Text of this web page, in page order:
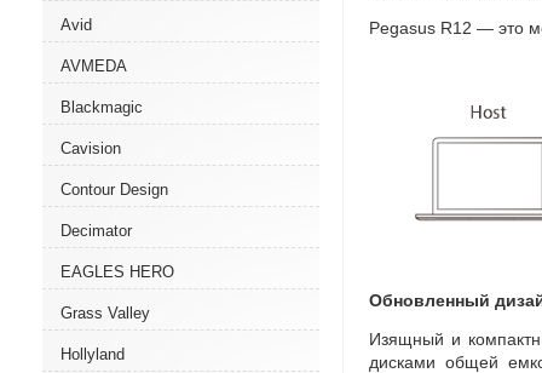
Avid
AVMEDA
Blackmagic
Cavision
Contour Design
Decimator
EAGLES HERO
Grass Valley
Hollyland
Pegasus R12 — это
Обновленный
Изящный и
дисками общей